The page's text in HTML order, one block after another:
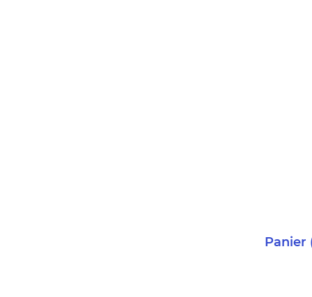
Panier